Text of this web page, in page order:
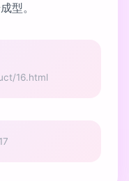
型。
16.html